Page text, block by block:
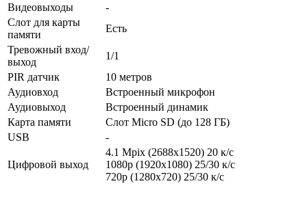
Видеовыходы
-
Слот для карты
памяти
Есть
Тревожный вход/
выход
1/1
PIR датчик
10 метров
Аудиовход
Встроенный микрофон
Аудиовыход
Встроенный динамик
Карта памяти
Слот Micro SD (до 128 ГБ)
USB
-
Цифровой выход
4.1 Mpix (2688x1520) 20 к/с
1080p (1920x1080) 25/30 к/с
720p (1280х720) 25/30 к/с